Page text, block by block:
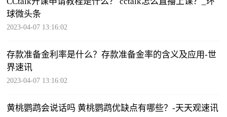
球微头条
2023-04-07 13:16:02
存款准备金利率是什么？存款准备金率的含义及应用-世
界速讯
2023-04-07 13:16:02
黄桃鹦鹉会说话吗 黄桃鹦鹉优缺点有哪些？-天天观速讯